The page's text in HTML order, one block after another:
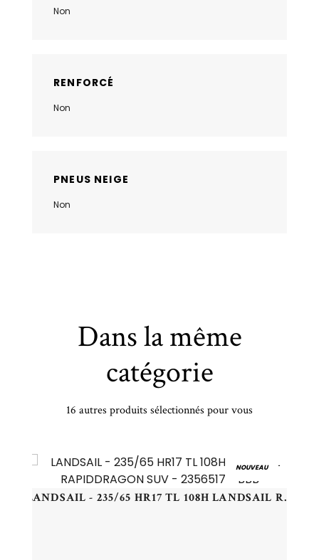
Non
RENFORCÉ
Non
PNEUS NEIGE
Non
Dans la même
catégorie
16 autres produits sélectionnés pour vous
NOUVEAU
LANDSAIL - 235/65 HR17 TL 108H LANDSAIL RAPIDDRAGON SUV - 2356517 - BBB